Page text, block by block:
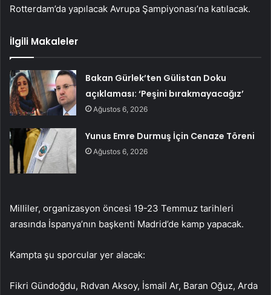
Rotterdam’da yapılacak Avrupa Şampiyonası’na katılacak.
İlgili Makaleler
Bakan Gürlek’ten Gülistan Doku
açıklaması: ‘Peşini bırakmayacağız’
Ağustos 6, 2026
Yunus Emre Durmuş İçin Cenaze Töreni
Ağustos 6, 2026
Milliler, organizasyon öncesi 19-23 Temmuz tarihleri ​​
arasında İspanya’nın başkenti Madrid’de kamp yapacak.
Kampta şu sporcular yer alacak:
Fikri Gündoğdu, Rıdvan Aksoy, İsmail Ar, Baran Oğuz, Arda